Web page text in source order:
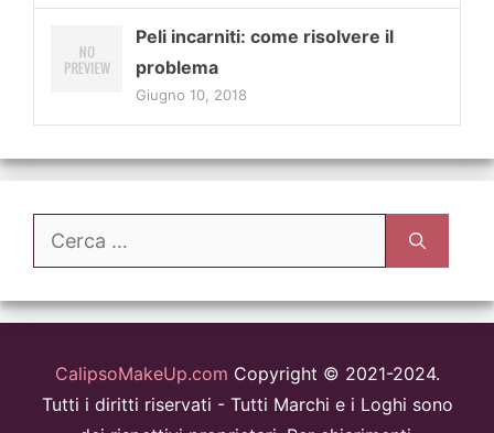
Peli incarniti: come risolvere il
problema
Giugno 10, 2018
Ricerca
CalipsoMakeUp.com Copyright © 2021-2024.
Tutti i diritti riservati - Tutti Marchi e i Loghi sono